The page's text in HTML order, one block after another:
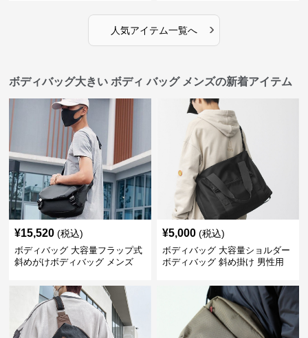
人気アイテム一覧へ ›
ボディバッグ大きい ボディ バッグ メンズの新着アイテム
¥15,520 (税込)
ボディバッグ 大容量フラップ式
斜めがけボディバッグ メンズ
¥5,000 (税込)
ボディバッグ 大容量ショルダー
ボディバッグ 斜め掛け 男性用